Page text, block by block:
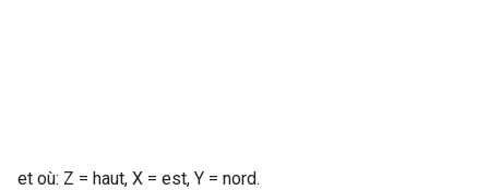
et où: Z = haut, X = est, Y = nord.